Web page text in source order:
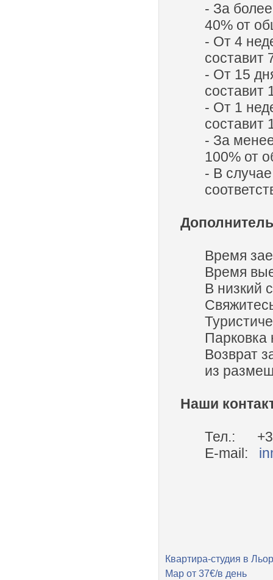
- За
40% от
- От 4
составит
- От 15
составит
- От 1
составит
- За
100% от
- В
Время
Время
В низкий
Парковка
Возврат
из
Наши
Тел.:
E-mail:
Квартира-студия в
Мар от 37€/в день